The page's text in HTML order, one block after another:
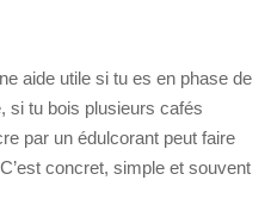
aide utile si tu es en phase de
si tu bois plusieurs cafés
par un édulcorant peut faire
concret, simple et souvent